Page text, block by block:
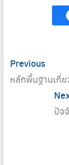
Post
Previous
post:
หลักพื้นฐานเกี่ย
ปัจ